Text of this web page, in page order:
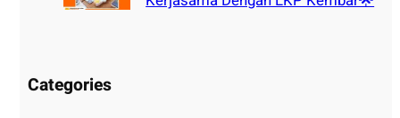
Categories